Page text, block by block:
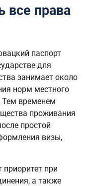
все права
паспорт
для
занимает около
норм местного
Тем временем
проживания
простой
визы,
при
а также